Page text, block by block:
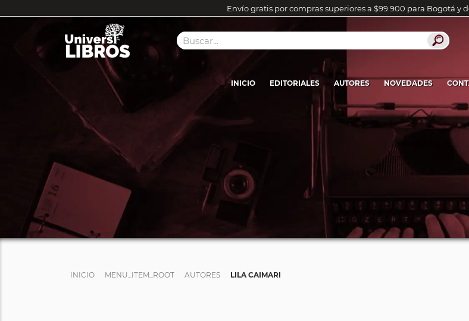
Envío gratis por compras superiores a $99.900 para Bogotá y
INICIO EDITORIALES AUTORES NOVEDADES
INICIO MENU_ITEM_ROOT AUTORES LILA CAIMARI